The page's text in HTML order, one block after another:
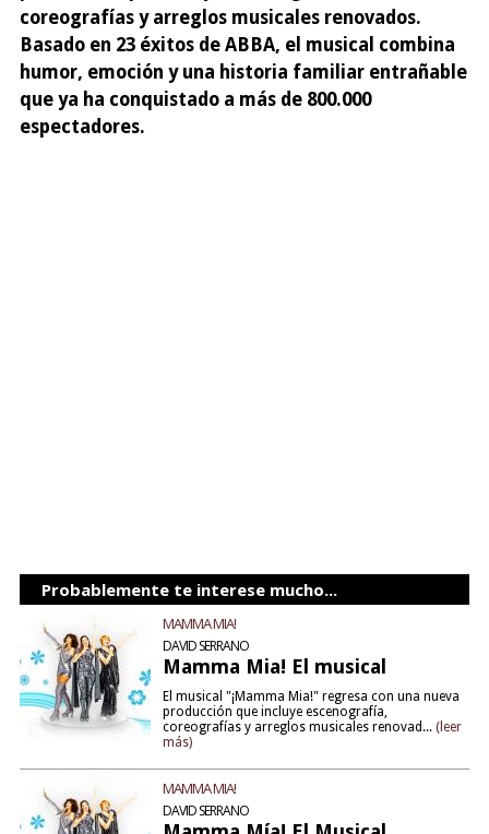
coreografías y arreglos musicales renovados.
Basado en 23 éxitos de ABBA, el musical combina
humor, emoción y una historia familiar entrañable
que ya ha conquistado a más de 800.000
espectadores.
Probablemente te interese mucho...
MAMMA MIA!
DAVID SERRANO
Mamma Mia! El musical
El musical "¡Mamma Mia!" regresa con una nueva
producción que incluye escenografía,
coreografías y arreglos musicales renovad... (leer
más)
MAMMA MIA!
DAVID SERRANO